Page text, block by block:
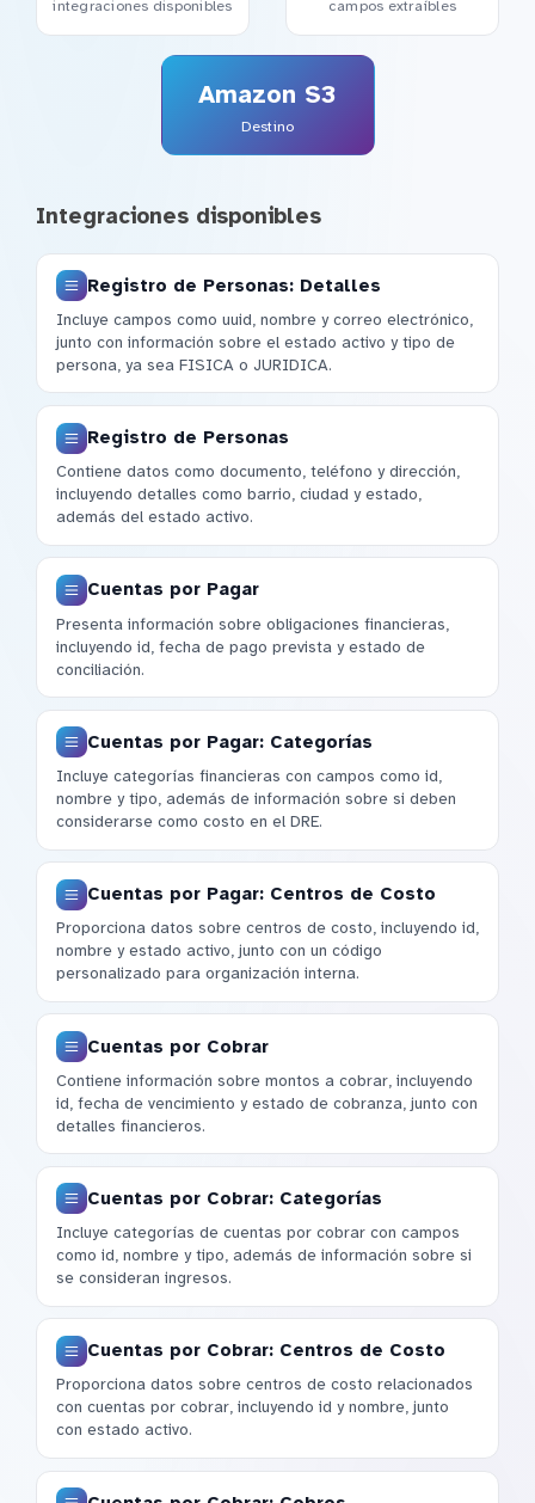
integraciones disponibles campos extraíbles
Amazon S3
Destino
Integraciones disponibles
Registro de Personas: Detalles
Incluye campos como uuid, nombre y correo electrónico,
junto con información sobre el estado activo y tipo de
persona, ya sea FISICA o JURIDICA.
Registro de Personas
Contiene datos como documento, teléfono y dirección,
incluyendo detalles como barrio, ciudad y estado,
además del estado activo.
Cuentas por Pagar
Presenta información sobre obligaciones financieras,
incluyendo id, fecha de pago prevista y estado de
conciliación.
Cuentas por Pagar: Categorías
Incluye categorías financieras con campos como id,
nombre y tipo, además de información sobre si deben
considerarse como costo en el DRE.
Cuentas por Pagar: Centros de Costo
Proporciona datos sobre centros de costo, incluyendo id,
nombre y estado activo, junto con un código
personalizado para organización interna.
Cuentas por Cobrar
Contiene información sobre montos a cobrar, incluyendo
id, fecha de vencimiento y estado de cobranza, junto con
detalles financieros.
Cuentas por Cobrar: Categorías
Incluye categorías de cuentas por cobrar con campos
como id, nombre y tipo, además de información sobre si
se consideran ingresos.
Cuentas por Cobrar: Centros de Costo
Proporciona datos sobre centros de costo relacionados
con cuentas por cobrar, incluyendo id y nombre, junto
con estado activo.